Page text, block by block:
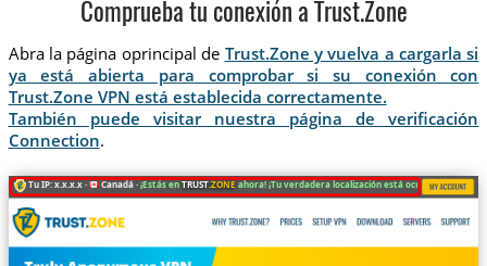
Comprueba tu conexión a Trust.Zone
Abra la página oprincipal de Trust.Zone y vuelva a cargarla si
ya está abierta para comprobar si su conexión con
Trust.Zone VPN está establecida correctamente.
También puede visitar nuestra página de verificación
Connection.
Tu IP: x.x.x.x · Canadá ·¡Estás enTRUST.ZONEahora! ¡Tu verdadera localización está oculta!